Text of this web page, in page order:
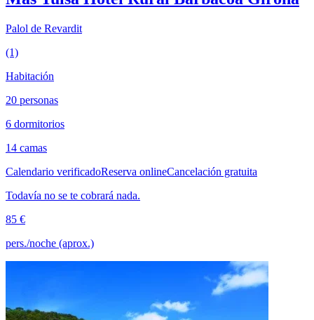
Palol de Revardit
(1)
Habitación
20 personas
6 dormitorios
14 camas
Calendario verificadoReserva onlineCancelación gratuita
Todavía no se te cobrará nada.
85 €
pers./noche (aprox.)